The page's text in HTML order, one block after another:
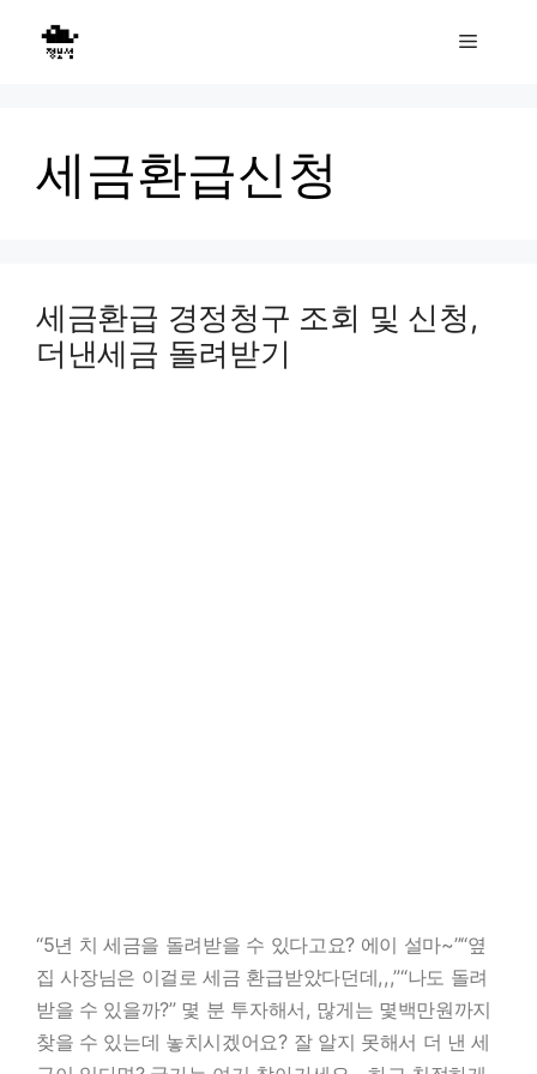
Menu
세금환급신청
세금환급 경정청구 조회 및 신청,
더낸세금 돌려받기
“5년 치 세금을 돌려받을 수 있다고요? 에이 설마~”“옆
집 사장님은 이걸로 세금 환급받았다던데,,,”“나도 돌려
받을 수 있을까?” 몇 분 투자해서, 많게는 몇백만원까지
찾을 수 있는데 놓치시겠어요? 잘 알지 못해서 더 낸 세